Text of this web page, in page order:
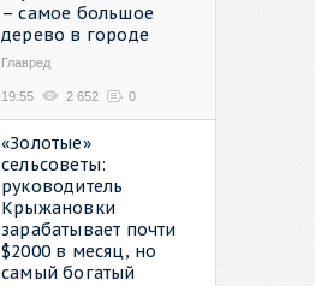
– самое большое
дерево в городе
Главред
19:55 2 652 0
«Золотые»
сельсоветы:
руководитель
Крыжановки
зарабатывает почти
$2000 в месяц, но
самый богатый